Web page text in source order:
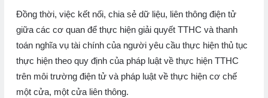
Đồng thời, việc kết nối, chia sẻ dữ liệu, liên thông điện tử
giữa các cơ quan để thực hiện giải quyết TTHC và thanh
toán nghĩa vụ tài chính của người yêu cầu thực hiện thủ tục
thực hiện theo quy định của pháp luật về thực hiện TTHC
trên môi trường điện tử và pháp luật về thực hiện cơ chế
một cửa, một cửa liên thông.